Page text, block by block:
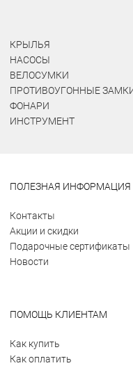
КРЫЛЬЯ
НАСОСЫ
ВЕЛОСУМКИ
ПРОТИВОУГОННЫЕ
ФОНАРИ
ИНСТРУМЕНТ
ПОЛЕЗНАЯ ИНФОРМАЦИЯ
Контакты
Акции и скидки
Подарочные сертификаты
Новости
ПОМОЩЬ КЛИЕНТАМ
Как купить
Как оплатить